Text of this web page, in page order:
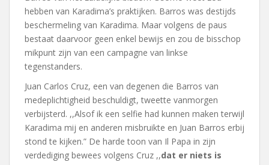
hebben van Karadima’s praktijken. Barros was destijds
beschermeling van Karadima. Maar volgens de paus
bestaat daarvoor geen enkel bewijs en zou de bisschop
mikpunt zijn van een campagne van linkse
tegenstanders.
Juan Carlos Cruz, een van degenen die Barros van
medeplichtigheid beschuldigt, tweette vanmorgen
verbijsterd. ,,Alsof ik een selfie had kunnen maken terwijl
Karadima mij en anderen misbruikte en Juan Barros erbij
stond te kijken.” De harde toon van Il Papa in zijn
verdediging bewees volgens Cruz ,,dat er niets is